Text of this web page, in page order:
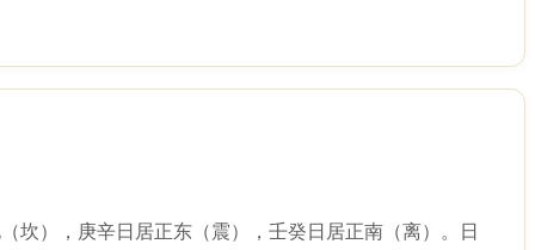
坎），庚辛日居正东（震），壬癸日居正南（离）。日